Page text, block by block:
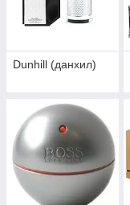
Dunhill (данхил)